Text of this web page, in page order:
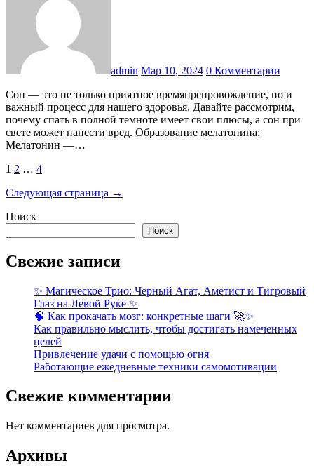
admin Мар 10, 2024 0 Комментарии
Сон — это не только приятное времяпрепровождение, но и
важный процесс для нашего здоровья. Давайте рассмотрим,
почему спать в полной темноте имеет свои плюсы, а сон при
свете может нанести вред. Образование мелатонина:
Мелатонин —…
Пагинация
записей
1 2 … 4
Следующая страница →
Поиск
Поиск
Свежие записи
✨ Магическое Трио: Черный Агат, Аметист и Тигровый
Глаз на Левой Руке ✨
🧠 Как прокачать мозг: конкретные шаги 🚀✨
Как правильно мыслить, чтобы достигать намеченных
целей
Привлечение удачи с помощью огня
Работающие ежедневные техники самомотивации
Свежие комментарии
Нет комментариев для просмотра.
Архивы